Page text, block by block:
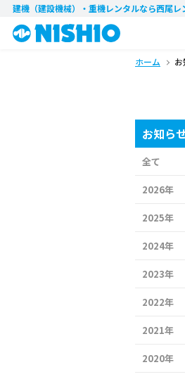
建機（建設機械）・重機レンタルなら西尾レ
ホーム
お知ら
全て
2026年
2025年
2024年
2023年
2022年
2021年
2020年